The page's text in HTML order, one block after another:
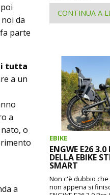
da
parte
tutta
a un
a
nato, o
a
CONTINUA A
EBIKE
ENGWE E26
DELLA EBIKE
SMART
Non c'è dubbio
non appena si